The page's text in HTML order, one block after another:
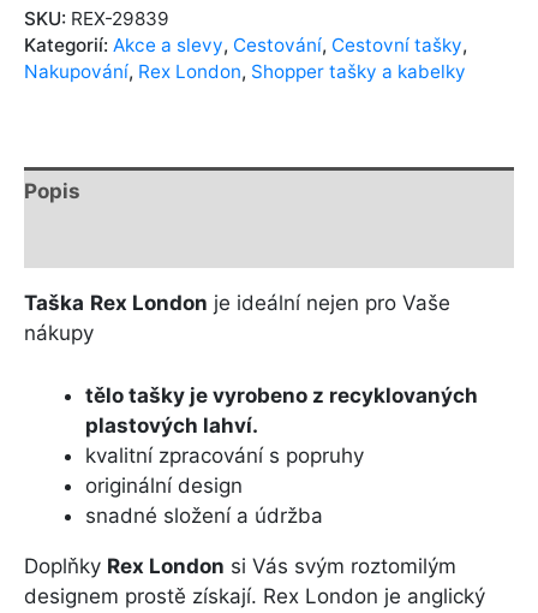
SKU: REX-29839
Kategorií: Akce a slevy, Cestování, Cestovní tašky,
Nakupování, Rex London, Shopper tašky a kabelky
Popis
Taška Rex London je ideální nejen pro Vaše
nákupy
tělo tašky je vyrobeno z recyklovaných
plastových lahví.
kvalitní zpracování s popruhy
originální design
snadné složení a údržba
Doplňky Rex London si Vás svým roztomilým
designem prostě získají. Rex London je anglický